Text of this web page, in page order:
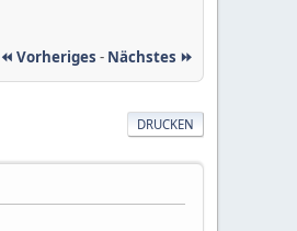
⏪ Vorheriges - Nächstes ⏩
DRUCKEN